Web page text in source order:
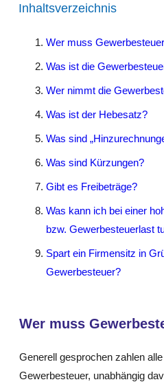
Inhaltsverzeichnis
Wer muss
Was ist die
Wer nimmt die
Was ist der Hebesatz?
Was sind
Was sind Kürzungen?
Gibt es Freibeträge?
Was kann ich bei einer
bzw. Gewerbesteuerlast
Spart ein Firmensitz in
Gewerbesteuer?
Wer muss
Generell gesprochen zahlen
Gewerbesteuer, unabhängig